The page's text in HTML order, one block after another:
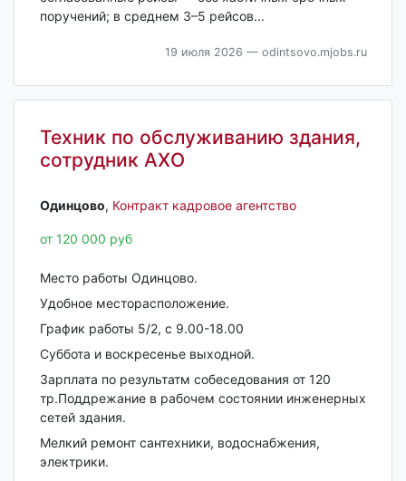
поручений; в среднем 3–5 рейсов...
19 июля 2026 — odintsovo.mjobs.ru
Техник по обслуживанию здания,
сотрудник АХО
Одинцово‎, Контракт кадровое агентство
от 120 000 руб
Место работы Одинцово.
Удобное месторасположение.
График работы 5/2, с 9.00-18.00
Суббота и воскресенье выходной.
Зарплата по результатм собеседования от 120
тр.Поддрежание в рабочем состоянии инженерных
сетей здания.
Мелкий ремонт сантехники, водоснабжения,
электрики.